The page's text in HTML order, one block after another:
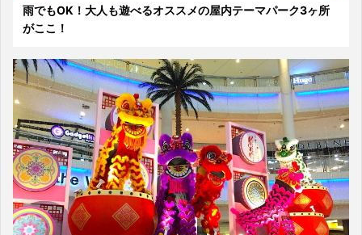
雨でもOK！大人も遊べるオススメの屋内テーマパーク3ヶ所
がここ！